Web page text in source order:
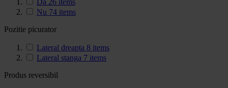
Nu 74 items
Pozitie picurator
Lateral dreapta 8 items
Lateral stanga 7 items
Produs reversibil